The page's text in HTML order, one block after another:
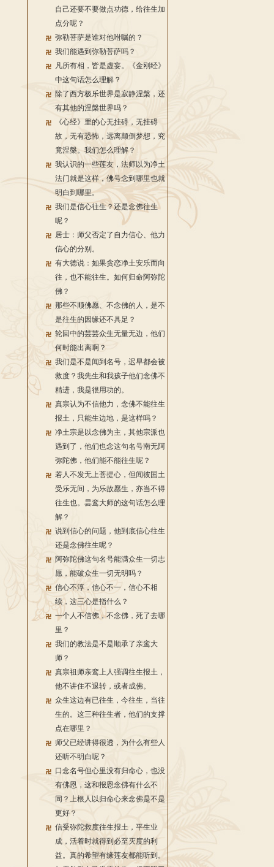
自己还要不要做点功德，给往生加
点分呢？
弥勒菩萨是谁对他咐嘱的？
我们能遇到弥勒菩萨吗？
凡所有相，皆是虚妄。《金刚经》
中这句话怎么理解？
除了西方极乐世界是寂静涅槃，还
有其他的涅槃世界吗？
《心经》里的心无挂碍，无挂碍
故，无有恐怖，远离颠倒梦想，究
竟涅槃。我们怎么理解？
我认识的一些莲友，法师以为净土
法门就是这样，佛号念到哪里也就
明白到哪里。
我们是信心往生？还是念佛往生
呢？
居士：师父否定了自力信心、他力
信心的分别。
有大德说：如果贪恋净土安乐而向
往，也不能往生。如何归命阿弥陀
佛？
那些不顺佛愿、不念佛的人，是不
是往生的因缘还不具足？
轮回中的芸芸众生无量无边，他们
何时能出离啊？
我们是不是闻到名号，迟早都会被
救度？我先生和我孩子他们念佛不
精进，我是很用功的。
真宗认为不信他力，念佛不能往生
报土，只能生边地，是这样吗？
净土宗是以念佛为主，其他宗派也
遇到了，他们也念这句名号南无阿
弥陀佛，他们能不能往生呢？
若人不发无上菩提心，但闻彼国土
受乐无间，为乐故愿生，亦当不得
往生也。昙鸾大师的这句话怎么理
解？
说到信心的问题，他到底信心往生
还是念佛往生呢？
阿弥陀佛这句名号能满众生一切志
愿，能破众生一切无明吗？
信心不淳，信心不一，信心不相
续，这三心是指什么？
一个人不信佛，不念佛，死了去哪
里？
我们的教法是不是顺承了亲鸾大
师？
真宗祖师亲鸾上人强调往生报土，
他不讲住不退转，或者成佛。
众生这边有已往生，今往生，当往
生的。这三种往生者，他们的支撑
点在哪里？
师父已经讲得很透，为什么有些人
还听不明白呢？
口念名号但心里没有归命心，也没
有佛恩，这和报恩念佛有什么不
同？上根人以归命心来念佛是不是
更好？
信受弥陀救度往生报土，平生业
成，活着时就得到必至灭度的利
益。真的希望有缘莲友都能听到。